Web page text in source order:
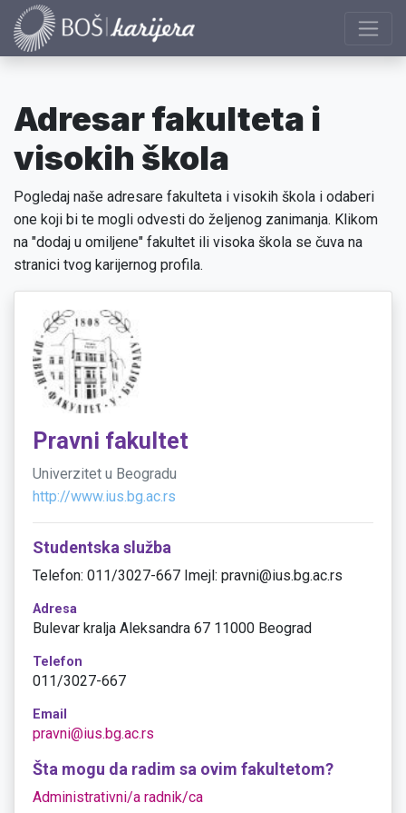
Adresar fakulteta i
visokih škola
Pogledaj naše adresare fakulteta i visokih škola i odaberi
one koji bi te mogli odvesti do željenog zanimanja. Klikom
na "dodaj u omiljene" fakultet ili visoka škola se čuva na
stranici tvog karijernog profila.
Pravni fakultet
Univerzitet u Beogradu
http://www.ius.bg.ac.rs
Studentska služba
Telefon: 011/3027-667 Imejl: pravni@ius.bg.ac.rs
Adresa
Bulevar kralja Aleksandra 67 11000 Beograd
Telefon
011/3027-667
Email
pravni@ius.bg.ac.rs
Šta mogu da radim sa ovim fakultetom?
Administrativni/a radnik/ca